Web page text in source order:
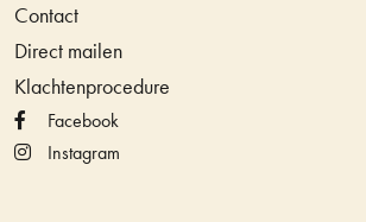
Contact
Direct mailen
Klachtenprocedure
Facebook
Instagram